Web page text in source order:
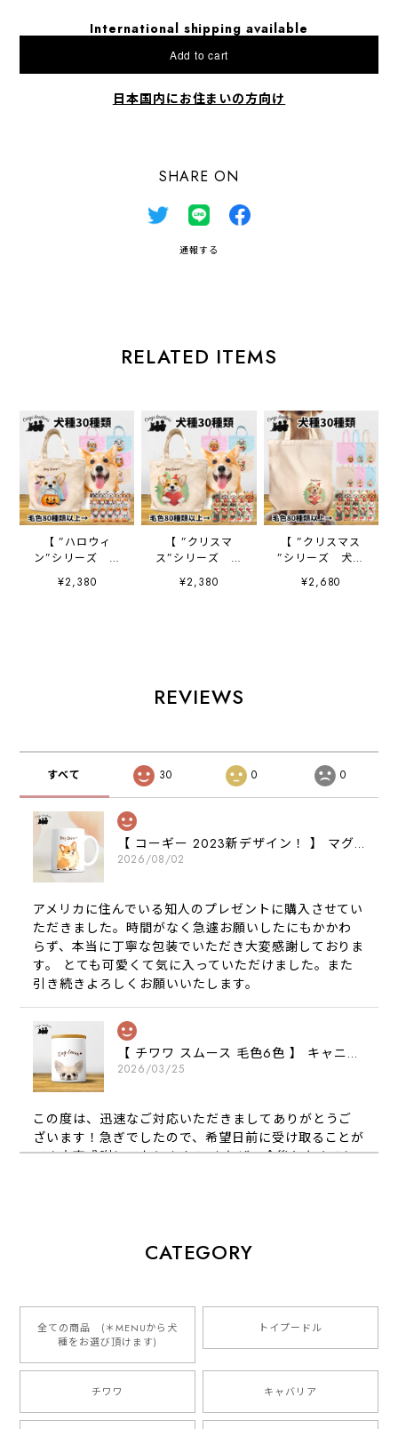
International shipping available
Add to cart
日本国内にお住まいの方向け
SHARE ON
通報する
RELATED ITEMS
【 ”ハロウィ
ン”シリーズ 犬
種選べる ミニキャ
ンバス トートバッ
¥2,380
【 ”クリスマ
ス”シリーズ 犬
種選べる ミニキャ
ンバス トートバッ
¥2,380
【 ”クリスマス
”シリーズ 犬種
選べる キャンバス
トートバッグ 】
¥2,680
REVIEWS
すべて 30 0 0
【 コーギー 2023新デザイン！ 】 マグカップ お家用 プレゼント 犬 うちの子 犬グッズ ギフト
2026/08/02
アメリカに住んでいる知人のプレゼントに購入させてい
ただきました。時間がなく急遽お願いしたにもかかわ
らず、本当に丁寧な包装でいただき大変感謝しておりま
す。 とても可愛くて気に入っていただけました。また
引き続きよろしくお願いいたします。
【 チワワ スムース 毛色6色 】 キャニスター 保存容器 お家用 プレゼント 犬 ペット うちの子 犬グッズ
2026/03/25
この度は、迅速なご対応いただきましてありがとうご
ざいます！急ぎでしたので、希望日前に受け取ることが
でき大変感謝しております！ またぜひ今後ともよろし
2026/01/16
とっても可愛くて、わんちゃんの名前や電話番号も分か
りやすくて最高です！ ありがとうございました❁⃘*.ﾟ
ご縁がありましたら、またよろしくお願いいたします。
【 自然に囲まれた ダックスフンド 】 キャニスター 保存容器 お家用 プレゼント 犬 ペット うちの子 犬グッズ
CATEGORY
全ての商品 (＊MENUから犬
種をお選び頂けます)
トイプードル
チワワ キャバリア